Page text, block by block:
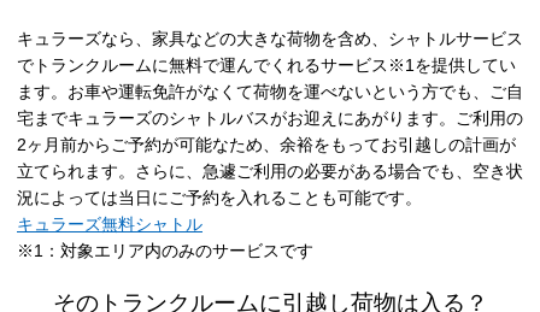
キュラーズなら、家具などの大きな荷物を含め、シャトルサービス
でトランクルームに無料で運んでくれるサービス※1を提供してい
ます。お車や運転免許がなくて荷物を運べないという方でも、ご自
宅までキュラーズのシャトルバスがお迎えにあがります。ご利用の
2ヶ月前からご予約が可能なため、余裕をもってお引越しの計画が
立てられます。さらに、急遽ご利用の必要がある場合でも、空き状
況によっては当日にご予約を入れることも可能です。
キュラーズ無料シャトル
※1：対象エリア内のみのサービスです
そのトランクルームに引越し荷物は入る？